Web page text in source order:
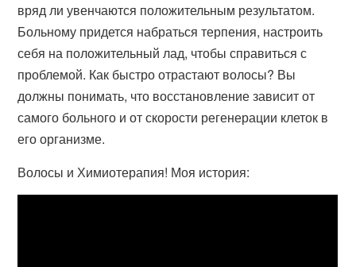
вряд ли увенчаются положительным результатом.
Больному придется набраться терпения, настроить
себя на положительный лад, чтобы справиться с
проблемой. Как быстро отрастают волосы? Вы
должны понимать, что восстановление зависит от
самого больного и от скорости регенерации клеток в
его организме.
Волосы и Химиотерапия! Моя история: